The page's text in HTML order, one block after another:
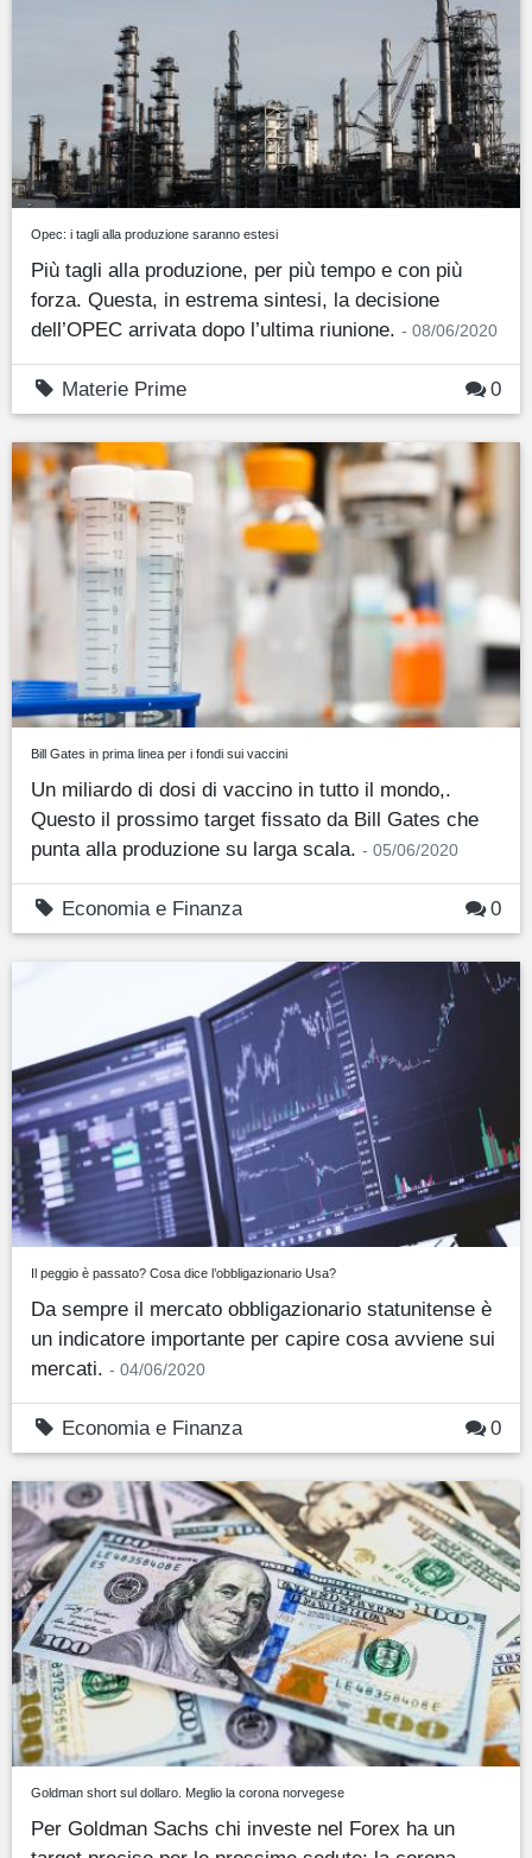
Opec: i tagli alla produzione saranno estesi
Più tagli alla produzione, per più tempo e con più
forza. Questa, in estrema sintesi, la decisione
dell’OPEC arrivata dopo l’ultima riunione. - 08/06/2020
Materie Prime 0
Bill Gates in prima linea per i fondi sui vaccini
Un miliardo di dosi di vaccino in tutto il mondo,.
Questo il prossimo target fissato da Bill Gates che
punta alla produzione su larga scala. - 05/06/2020
Economia e Finanza 0
Il peggio è passato? Cosa dice l’obbligazionario Usa?
Da sempre il mercato obbligazionario statunitense è
un indicatore importante per capire cosa avviene sui
mercati. - 04/06/2020
Economia e Finanza 0
Goldman short sul dollaro. Meglio la corona norvegese
Per Goldman Sachs chi investe nel Forex ha un